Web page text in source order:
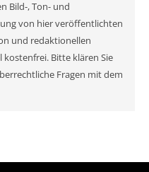
Bild-, Ton- und
von hier veröffentlichten
und redaktionellen
Bitte klären Sie
Fragen mit dem